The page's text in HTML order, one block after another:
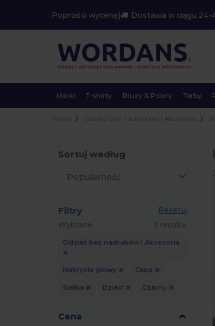
Poproś o wycenę | Dostawa w ciągu 24-
Marki T-shirty Bluzy & Polary Torby
Sortuj według
Filtry
Resetuj
Wybrane
2 results.
Odzież bez nadruków | Akcesoria
Nakrycia głowy Caps
Siatka Dzieci Czarny
Cena